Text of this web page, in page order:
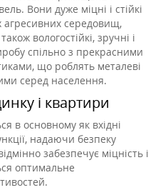
Вони дуже міцні і стійкі
агресивних середовищ,
вологостійкі, зручні і
спільно з прекрасними
що роблять металеві
серед населення.
і квартири
в основному як вхідні
надаючи безпеку
забезпечує міцність і
оптимальне